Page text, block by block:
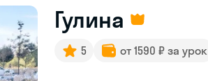
Гулина
5 от 1590 ₽ за урок